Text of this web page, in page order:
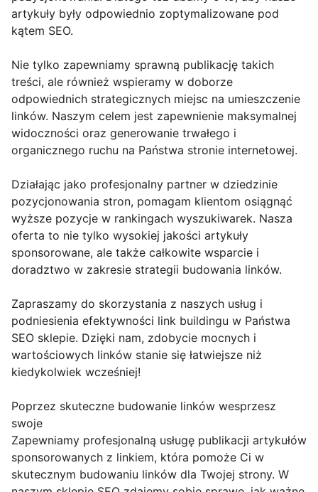
artykuły były odpowiednio zoptymalizowane pod
kątem SEO.
Nie tylko zapewniamy sprawną publikację takich
treści, ale również wspieramy w doborze
odpowiednich strategicznych miejsc na umieszczenie
linków. Naszym celem jest zapewnienie maksymalnej
widoczności oraz generowanie trwałego i
organicznego ruchu na Państwa stronie internetowej.
Działając jako profesjonalny partner w dziedzinie
pozycjonowania stron, pomagam klientom osiągnąć
wyższe pozycje w rankingach wyszukiwarek. Nasza
oferta to nie tylko wysokiej jakości artykuły
sponsorowane, ale także całkowite wsparcie i
doradztwo w zakresie strategii budowania linków.
Zapraszamy do skorzystania z naszych usług i
podniesienia efektywności link buildingu w Państwa
SEO sklepie. Dzięki nam, zdobycie mocnych i
wartościowych linków stanie się łatwiejsze niż
kiedykolwiek wcześniej!
Poprzez skuteczne budowanie linków wesprzesz
swoje
Zapewniamy profesjonalną usługę publikacji artykułów
sponsorowanych z linkiem, która pomoże Ci w
skutecznym budowaniu linków dla Twojej strony. W